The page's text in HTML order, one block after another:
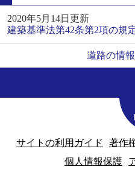
2020年5月14日更新
建築基準法第42条第2項の規
道路の情
サイトの利用ガイド
著作
個人情報保護